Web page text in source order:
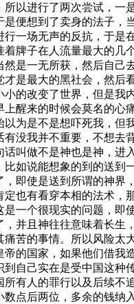
以进行了两次尝试，
便想到了卖身的法子
一场无声的反抗，于
牌子在人流量最大的
是一无所获，然后自
是最大的黑社会，然
的改变了世界，但是我
醒来的时候会莫名的心痛
为是不是想吓死我，
没我并不重要，不想
叫做不是神也是神，
如说能想象的到的送到
即使是送到所谓的神
也有看穿本相的法术
一个很现实的问题，
并且神往往意味着长
痛苦的事情。所以风险太
的国家，如果他们借
自己实在是受中国这
有人的罪行以及后续不
点后两位，多余的钱